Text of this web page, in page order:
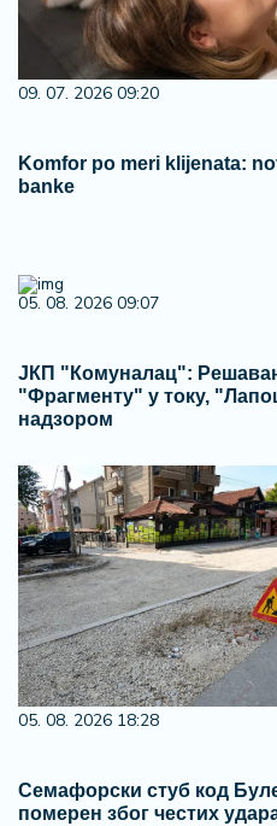
09. 07. 2026 09:20
Komfor po meri klijenata:
banke
05. 08. 2026 09:07
ЈКП "Комуналац":
"Фрагменту" у току,
надзором
05. 08. 2026 18:28
Семафорски стуб код
померен због честих